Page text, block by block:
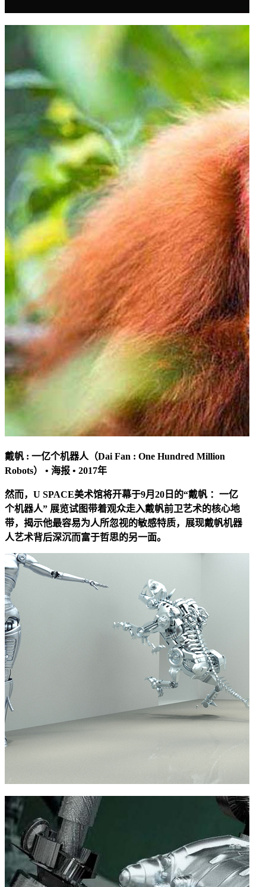
戴帆 : 一亿个机器人（Dai Fan : One Hundred Million
Robots） • 海报 • 2017年
然而，U SPACE美术馆将开幕于9月20日的“戴帆 ：一亿
个机器人” 展览试图带着观众走入戴帆前卫艺术的核心地
带，揭示他最容易为人所忽视的敏感特质，展现戴帆机器
人艺术背后深沉而富于哲思的另一面。